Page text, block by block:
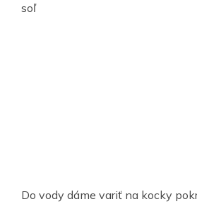
soľ
Do vody dáme variť na kocky